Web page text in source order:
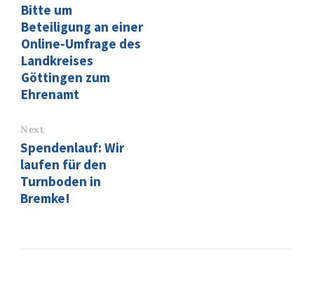
Bitte um
Beteiligung an einer
Online-Umfrage des
Landkreises
Göttingen zum
Ehrenamt
Next
Spendenlauf: Wir
laufen für den
Turnboden in
Bremke!